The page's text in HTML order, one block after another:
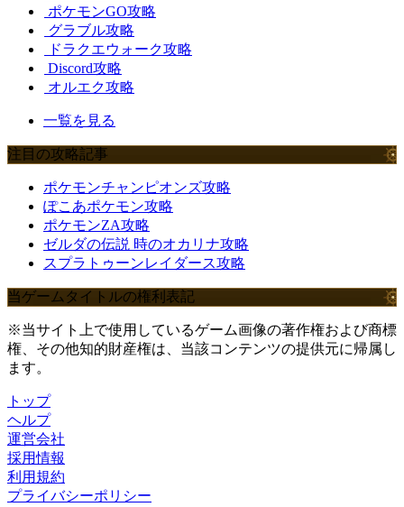
ポケモンGO攻略
グラブル攻略
ドラクエウォーク攻略
Discord攻略
オルエク攻略
一覧を見る
注目の攻略記事
ポケモンチャンピオンズ攻略
ぽこあポケモン攻略
ポケモンZA攻略
ゼルダの伝説 時のオカリナ攻略
スプラトゥーンレイダース攻略
当ゲームタイトルの権利表記
※当サイト上で使用しているゲーム画像の著作権および商標
権、その他知的財産権は、当該コンテンツの提供元に帰属し
ます。
トップ
ヘルプ
運営会社
採用情報
利用規約
プライバシーポリシー